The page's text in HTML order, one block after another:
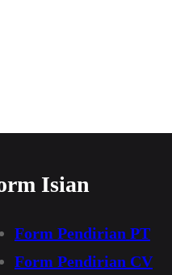
Isian
Form Pendirian PT
Form Pendirian CV